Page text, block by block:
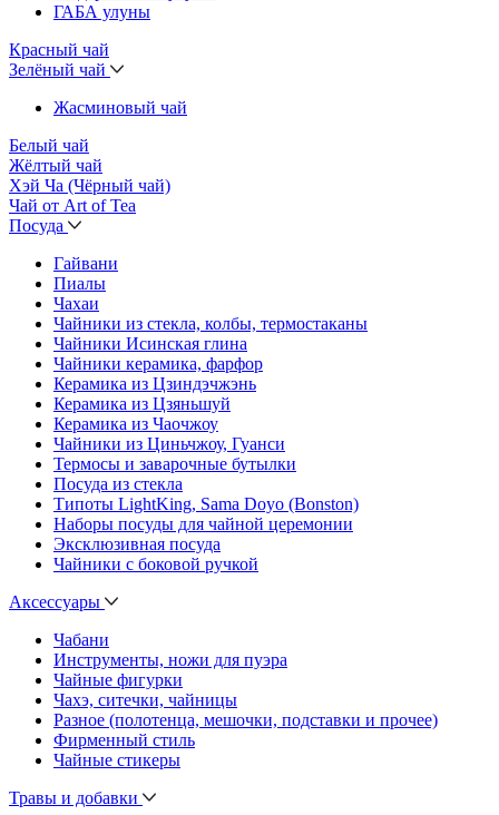
ГАБА улуны
Красный чай
Зелёный чай
Жасминовый чай
Белый чай
Жёлтый чай
Хэй Ча (Чёрный чай)
Чай от Art of Tea
Посуда
Гайвани
Пиалы
Чахаи
Чайники из стекла, колбы, термостаканы
Чайники Исинская глина
Чайники керамика, фарфор
Керамика из Цзиндэчжэнь
Керамика из Цзяньшуй
Керамика из Чаочжоу
Чайники из Циньчжоу, Гуанси
Термосы и заварочные бутылки
Посуда из стекла
Типоты LightKing, Sama Doyo (Bonston)
Наборы посуды для чайной церемонии
Эксклюзивная посуда
Чайники с боковой ручкой
Аксессуары
Чабани
Инструменты, ножи для пуэра
Чайные фигурки
Чахэ, ситечки, чайницы
Разное (полотенца, мешочки, подставки и прочее)
Фирменный стиль
Чайные стикеры
Травы и добавки